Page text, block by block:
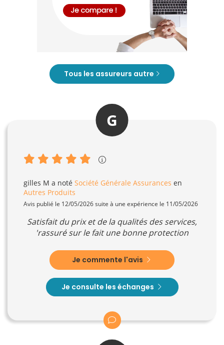
Tous les assureurs autre
G
gilles M a noté Société Générale Assurances en
Autres Produits
Avis publié le 12/05/2026 suite à une expérience le 11/05/2026
Satisfait du prix et de la qualités des services,
'rassuré sur le fait une bonne protection
Je commente l'avis
Je consulte les échanges